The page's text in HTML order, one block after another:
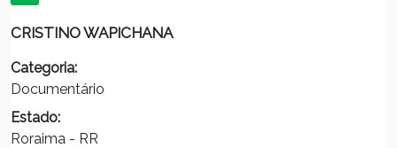
CRISTINO WAPICHANA
Categoria:
Documentário
Estado:
Roraima - RR